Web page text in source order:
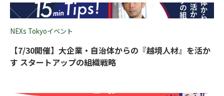
NEXs Tokyoイベント
【7/30開催】大企業・自治体からの『越境人材』を活か
す スタートアップの組織戦略